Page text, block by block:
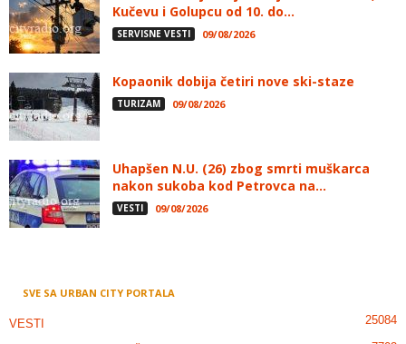
Kučevu i Golupcu od 10. do...
SERVISNE VESTI 09/08/2026
Kopaonik dobija četiri nove ski-staze
TURIZAM 09/08/2026
Uhapšen N.U. (26) zbog smrti muškarca
nakon sukoba kod Petrovca na...
VESTI 09/08/2026
SVE SA URBAN CITY PORTALA
VESTI
25084